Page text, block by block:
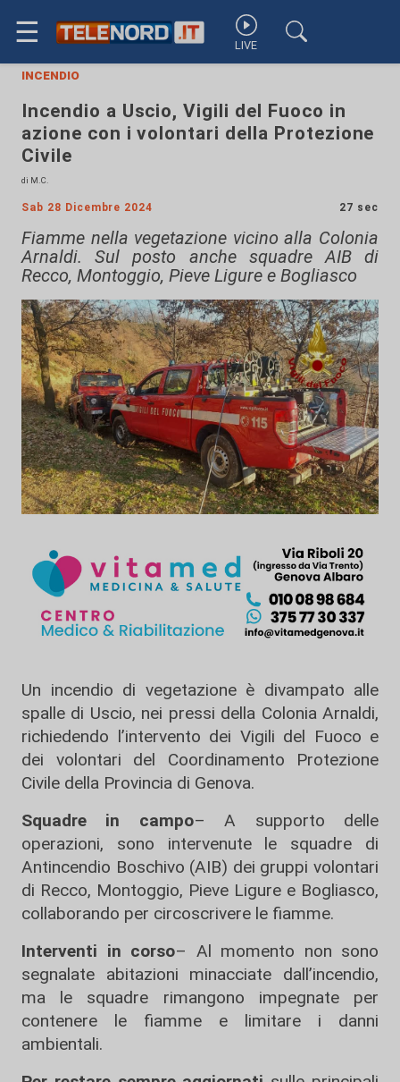
☰ LIVE
incendio
Incendio a Uscio, Vigili del Fuoco in
azione con i volontari della Protezione
Civile
di M.C.
Sab 28 Dicembre 2024 27 sec
Fiamme nella vegetazione vicino alla Colonia
Arnaldi. Sul posto anche squadre AIB di
Recco, Montoggio, Pieve Ligure e Bogliasco
Un incendio di vegetazione è divampato alle
spalle di Uscio, nei pressi della Colonia Arnaldi,
richiedendo l’intervento dei Vigili del Fuoco e
dei volontari del Coordinamento Protezione
Civile della Provincia di Genova.
Squadre in campo– A supporto delle
operazioni, sono intervenute le squadre di
Antincendio Boschivo (AIB) dei gruppi volontari
di Recco, Montoggio, Pieve Ligure e Bogliasco,
collaborando per circoscrivere le fiamme.
Interventi in corso– Al momento non sono
segnalate abitazioni minacciate dall’incendio,
ma le squadre rimangono impegnate per
contenere le fiamme e limitare i danni
ambientali.